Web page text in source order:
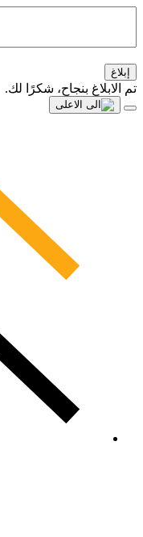
إبلاغ
تم الابلاغ بنجاح، شكرًا لك.